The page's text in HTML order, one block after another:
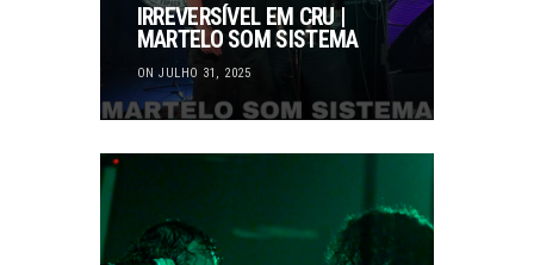
IRREVERSÍVEL EM CRU |
MARTELO SOM SISTEMA
ON JULHO 31, 2025